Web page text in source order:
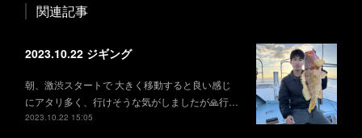
関連記事
2023.10.22 ジギング
朝、激渋スタートで 大きく移動すると良い感じ
にアタリ多く、行けそうな気がしましたが🙏行…
2023.10.22 15:05